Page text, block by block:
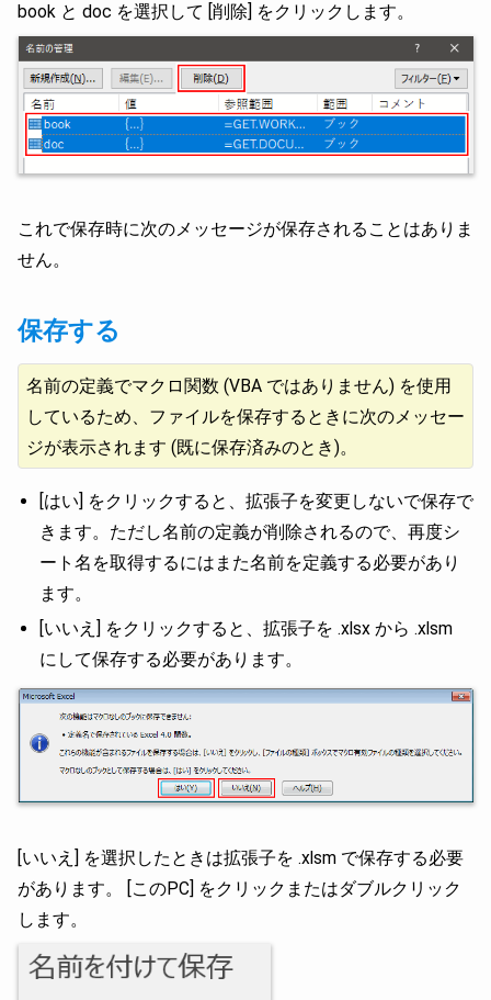
book と doc を選択して [削除] をクリックします。
これで保存時に次のメッセージが保存されることはありま
せん。
保存する
名前の定義でマクロ関数 (VBA ではありません) を使用
しているため、ファイルを保存するときに次のメッセー
ジが表示されます (既に保存済みのとき)。
[はい] をクリックすると、拡張子を変更しないで保存で
きます。ただし名前の定義が削除されるので、再度シ
ート名を取得するにはまた名前を定義する必要があり
ます。
[いいえ] をクリックすると、拡張子を .xlsx から .xlsm
にして保存する必要があります。
[いいえ] を選択したときは拡張子を .xlsm で保存する必要
があります。 [このPC] をクリックまたはダブルクリック
します。